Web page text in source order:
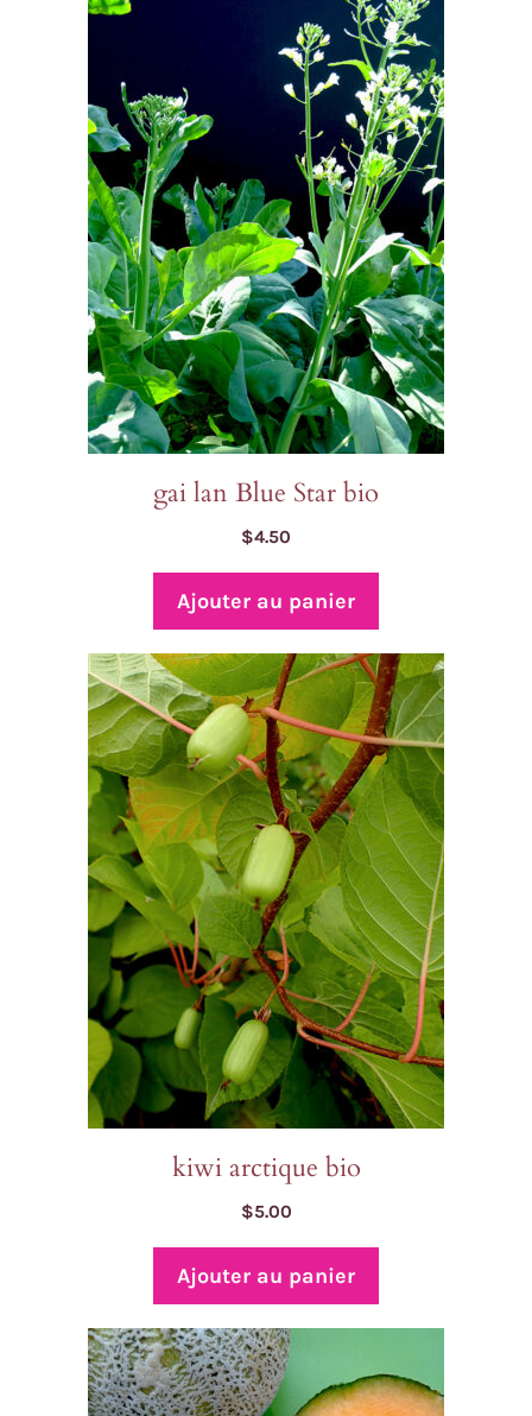
gai lan Blue Star bio
$4.50
Ajouter au panier
kiwi arctique bio
$5.00
Ajouter au panier